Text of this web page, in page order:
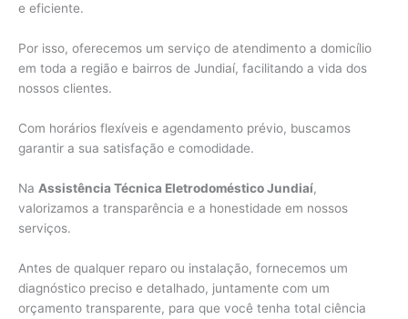
e eficiente.
Por isso, oferecemos um serviço de atendimento a domicílio
em toda a região e bairros de Jundiaí, facilitando a vida dos
nossos clientes.
Com horários flexíveis e agendamento prévio, buscamos
garantir a sua satisfação e comodidade.
Na Assistência Técnica Eletrodoméstico Jundiaí,
valorizamos a transparência e a honestidade em nossos
serviços.
Antes de qualquer reparo ou instalação, fornecemos um
diagnóstico preciso e detalhado, juntamente com um
orçamento transparente, para que você tenha total ciência